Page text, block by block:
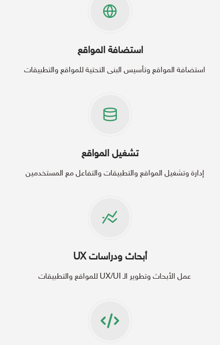
استضافة المواقع
استضافة المواقع وتأسيس البنى التحتية للمواقع والتطبيقات
تشغيل المواقع
إدارة وتشغيل المواقع والتطبيقات والتفاعل مع المستخدمين
أبحاث ودراسات UX
عمل الأبحاث وتطوير الـ UX/UI للمواقع والتطبيقات